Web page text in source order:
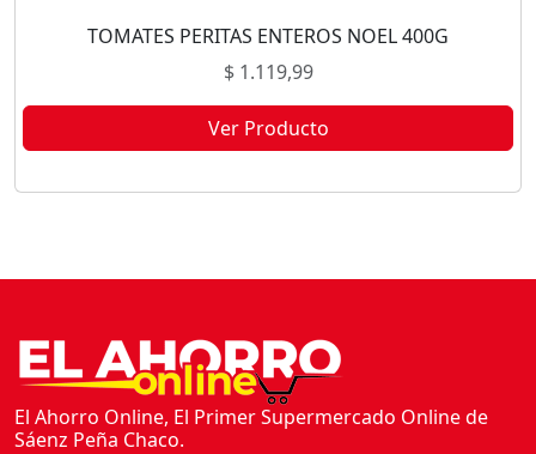
TOMATES PERITAS ENTEROS NOEL 400G
$1.119,99
Ver Producto
El Ahorro Online, El Primer Supermercado Online de
Sáenz Peña Chaco.